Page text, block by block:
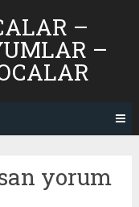
–
–
yorum